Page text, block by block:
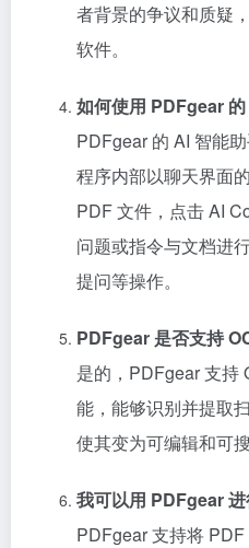
者背景的争议和质疑
软件。
如何使用 PDFgear 的
PDFgear 的 AI 智能
程序内部以聊天界面
PDF 文件，点击 AI
问题或指令与文档进
提问等操作。
PDFgear 是否支持
是的，PDFgear 支持
能，能够识别并提取
使其变为可编辑和可
我可以用 PDFgear
PDFgear 支持将 PDF